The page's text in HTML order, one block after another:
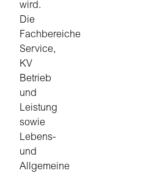
wird.
Die
Fachbereiche
Service,
KV
Betrieb
und
Leistung
sowie
Lebens-
und
Allgemeine